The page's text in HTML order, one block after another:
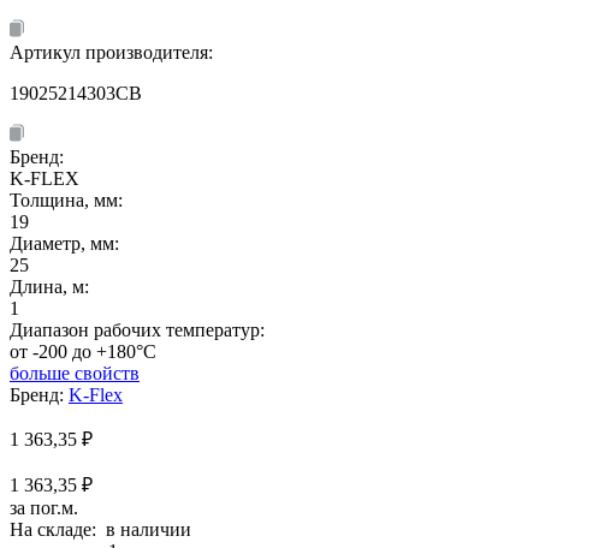
Артикул производителя:
19025214303CB
Бренд:
K-FLEX
Толщина, мм:
19
Диаметр, мм:
25
Длина, м:
1
Диапазон рабочих температур:
от -200 до +180°C
больше свойств
Бренд: K-Flex
1 363,35 ₽
1 363,35 ₽
за пог.м.
На складе: в наличии